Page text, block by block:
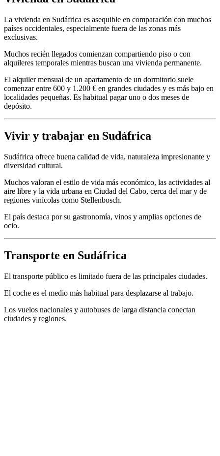
La vivienda en Sudáfrica es asequible en comparación con muchos
países occidentales, especialmente fuera de las zonas más
exclusivas.
Muchos recién llegados comienzan compartiendo piso o con
alquileres temporales mientras buscan una vivienda permanente.
El alquiler mensual de un apartamento de un dormitorio suele
comenzar entre 600 y 1.200 € en grandes ciudades y es más bajo en
localidades pequeñas. Es habitual pagar uno o dos meses de
depósito.
Vivir y trabajar en Sudáfrica
Sudáfrica ofrece buena calidad de vida, naturaleza impresionante y
diversidad cultural.
Muchos valoran el estilo de vida más económico, las actividades al
aire libre y la vida urbana en Ciudad del Cabo, cerca del mar y de
regiones vinícolas como Stellenbosch.
El país destaca por su gastronomía, vinos y amplias opciones de
ocio.
Transporte en Sudáfrica
El transporte público es limitado fuera de las principales ciudades.
El coche es el medio más habitual para desplazarse al trabajo.
Los vuelos nacionales y autobuses de larga distancia conectan
ciudades y regiones.